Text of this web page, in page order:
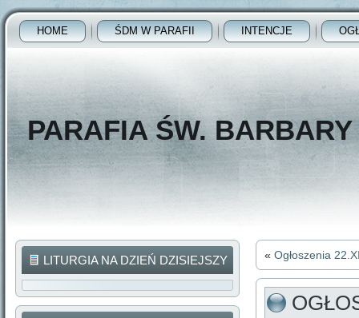
HOME ŚDM W PARAFII INTENCJE
PARAFIA ŚW.
LITURGIA NA DZIEŃ DZISIEJSZY « Ogłoszenia